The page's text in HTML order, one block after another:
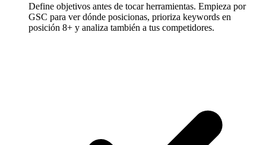
Define objetivos antes de tocar herramientas. Empieza por
GSC para ver dónde posicionas, prioriza keywords en
posición 8+ y analiza también a tus competidores.